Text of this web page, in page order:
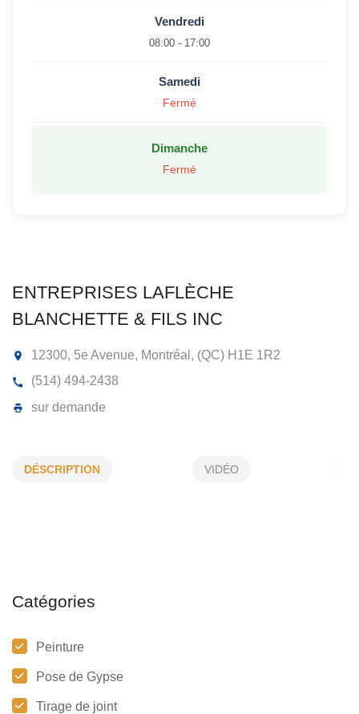
ENTREPRISES LAFLÈCHE
DÉSCRIPTION VIDÉO
Catégories
Peinture
Pose de Gypse
Tirage de joint
Vendredi
08:00 - 17:00
Samedi
Fermé
Dimanche
Fermé